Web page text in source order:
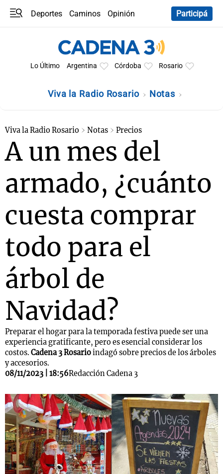
Deportes Caminos
Opinión
Participá
Lo Último Argentina Córdoba Rosario
Viva la Radio Rosario Notas
Viva la Radio Rosario Notas Precios
A un mes del
armado, ¿cuánto
cuesta comprar
todo para el
árbol de
Navidad?
Preparar el hogar para la temporada festiva puede ser una
experiencia gratificante, pero es esencial considerar los
costos. Cadena 3 Rosarioindagó sobre precios de los árboles
y accesorios.
08/11/2023 | 18:56Redacción Cadena 3